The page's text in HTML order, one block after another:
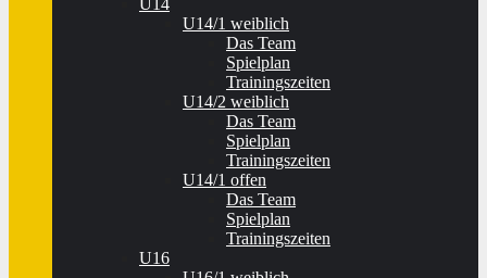
U14
U14/1 weiblich
Das Team
Spielplan
Trainingszeiten
U14/2 weiblich
Das Team
Spielplan
Trainingszeiten
U14/1 offen
Das Team
Spielplan
Trainingszeiten
U16